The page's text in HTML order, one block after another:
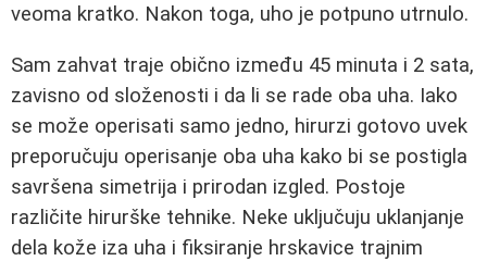
veoma kratko. Nakon toga, uho je potpuno utrnulo.
Sam zahvat traje obično između 45 minuta i 2 sata,
zavisno od složenosti i da li se rade oba uha. Iako
se može operisati samo jedno, hirurzi gotovo uvek
preporučuju operisanje oba uha kako bi se postigla
savršena simetrija i prirodan izgled. Postoje
različite hirurške tehnike. Neke uključuju uklanjanje
dela kože iza uha i fiksiranje hrskavice trajnim